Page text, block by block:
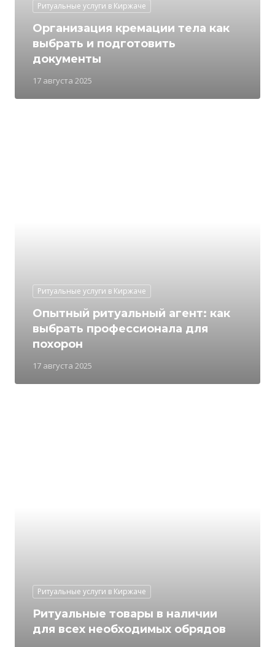
Ритуальные услуги в Киржаче
17 августа 2025
Организация кремации тела как
выбрать и подготовить
документы
Ритуальные услуги в Киржаче
17 августа 2025
Опытный ритуальный агент: как
выбрать профессионала для
похорон
Ритуальные услуги в Киржаче
Ритуальные товары в наличии
для всех необходимых обрядов